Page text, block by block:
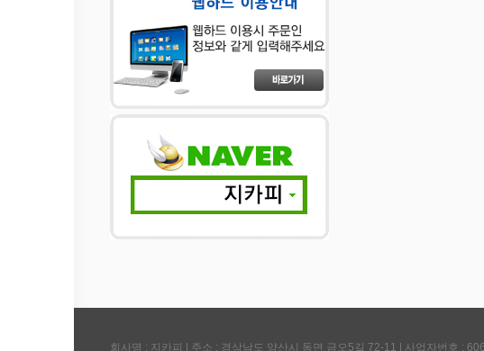
회사명 : 지카피 | 주소 : 경상남도 양산시 동면 금오5길 72-11 | 사업자번호 :